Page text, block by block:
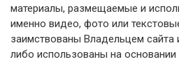
материалы, размещаемые и
именно видео, фото или
заимствованы Владельцем сайта
либо использованы на